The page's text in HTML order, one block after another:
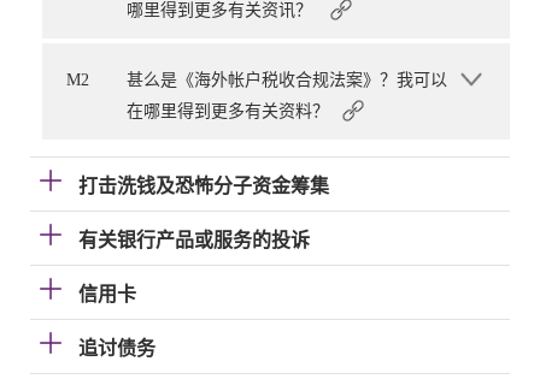
哪里得到更多有关资讯？
M2
甚么是《海外帐户税收合规法案》？我可以
在哪里得到更多有关资料？
打击洗钱及恐怖分子资金筹集
有关银行产品或服务的投诉
信用卡
追讨债务